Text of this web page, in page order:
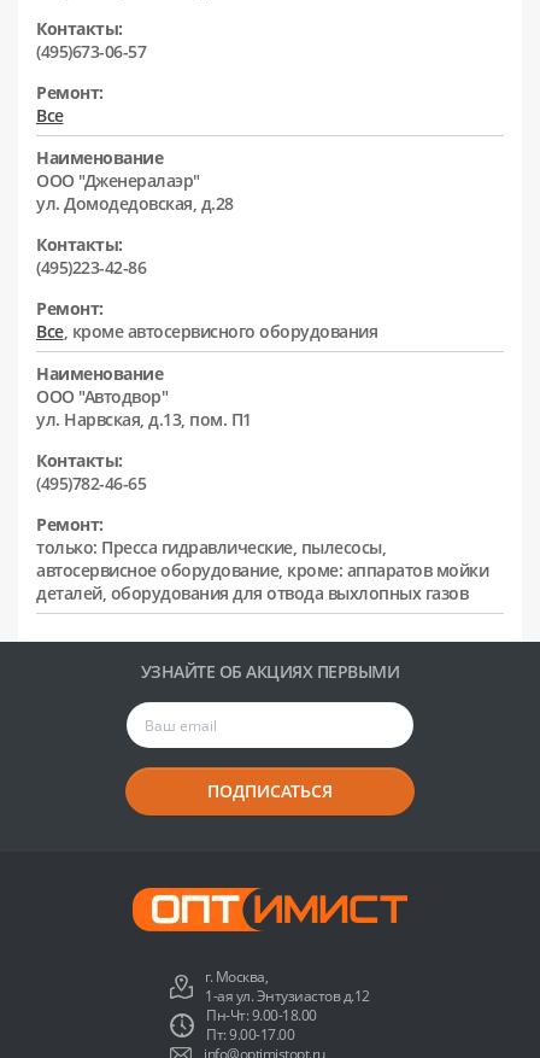
Контакты:
(495)673-06-57
Ремонт:
Все
Наименование
ООО "Дженералаэр"
ул. Домодедовская, д.28
Контакты:
(495)223-42-86
Ремонт:
Все, кроме автосервисного оборудования
Наименование
ООО "Автодвор"
ул. Нарвская, д.13, пом. П1
Контакты:
(495)782-46-65
Ремонт:
только: Пресса гидравлические, пылесосы,
автосервисное оборудование, кроме: аппаратов мойки
деталей, оборудования для отвода выхлопных газов
УЗНАЙТЕ ОБ АКЦИЯХ ПЕРВЫМИ
ПОДПИСАТЬСЯ
г. Москва,
1-ая ул. Энтузиастов д.12
Пн-Чт: 9.00-18.00
Пт: 9.00-17.00
info@optimistopt.ru